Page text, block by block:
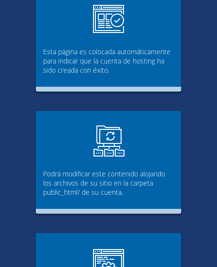
Esta página es colocada automáticamente
para indicar que la cuenta de hosting ha
sido creada con éxito.
Podrá modificar este contenido alojando
los archivos de su sitio en la carpeta
public_html/ de su cuenta.